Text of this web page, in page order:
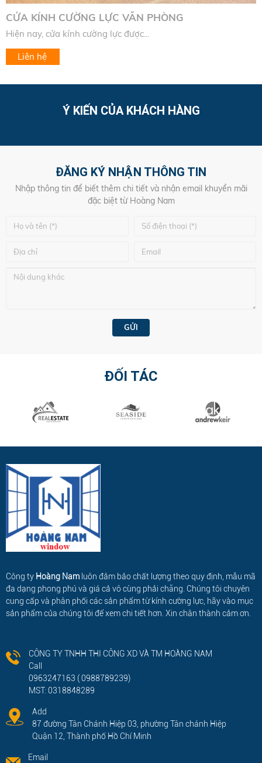
CỬA KÍNH CƯỜNG LỰC VĂN PHÒNG
Hiện nay, cửa kính cường lực được...
Liên hệ
Ý KIẾN CỦA KHÁCH HÀNG
ĐĂNG KÝ NHẬN THÔNG TIN
Nhập thông tin để biết thêm chi tiết và nhận email khuyển mãi
đặc biệt từ Hoàng Nam
ĐỐI TÁC
Công ty Hoàng Nam luôn đảm bảo chất lượng theo quy định, mẫu mã
đa dạng phong phú và giá cả vô cùng phải chăng. Chúng tôi chuyên
cung cấp và phân phối các sản phẩm từ kính cường lực, hãy vào mục
sản phẩm của chúng tôi để xem chi tiết hơn. Xin chân thành cảm ơn.
CÔNG TY TNHH THI CÔNG XD VÀ TM HOÀNG NAM
Call
0963247163 ( 0988789239)
MST: 0318848289
Add
87 đường Tân Chánh Hiệp 03, phường Tân chánh Hiệp
Quận 12, Thành phố Hồ Chí Minh
Email